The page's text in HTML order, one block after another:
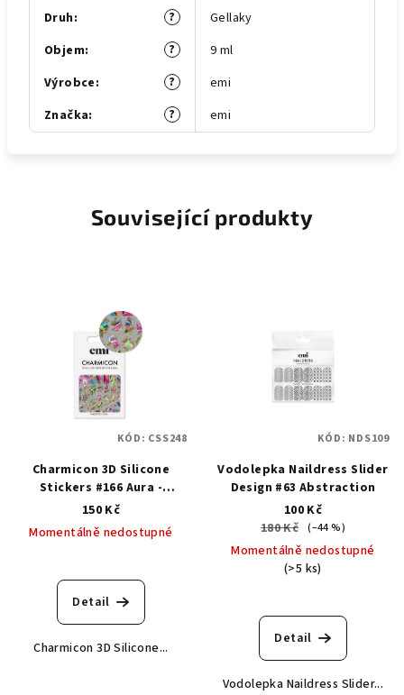
?
Druh:
Gellaky
?
Objem:
9 ml
?
Výrobce:
emi
?
Značka: emi
Související produkty
Charmicon 3D Silicone
Stickers #166 Aura -
samolepka
150 Kč
Momentálně nedostupné
Detail
Charmicon 3D Silicone...
KÓD: CSS248
Vodolepka Naildress Slider
Design #63 Abstraction
100 Kč
180 Kč (–44 %)
Momentálně nedostupné
(>5 ks)
Detail
Vodolepka Naildress Slider...
KÓD: NDS109